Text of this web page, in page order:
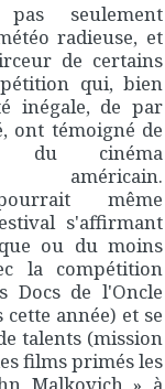
pas seulement
radieuse, et
de certains
qui, bien
inégale, de par
ont témoigné de
du cinéma
américain.
même
s'affirmant
ou du moins
la compétition
Docs de l'Oncle
année) et se
talents (mission
films primés les